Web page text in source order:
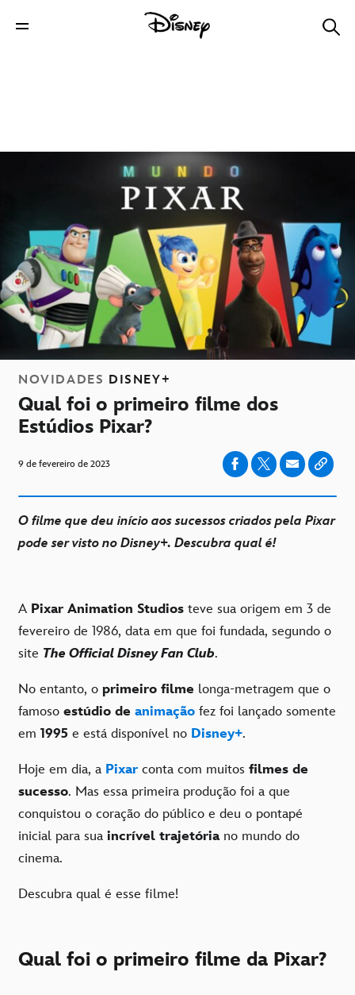
NOVIDADES DISNEY+
Qual foi o primeiro filme dos
Estúdios Pixar?
9 de fevereiro de 2023
O filme que deu início aos sucessos criados pela Pixar
pode ser visto no Disney+. Descubra qual é!
A Pixar Animation Studios teve sua origem em 3 de
fevereiro de 1986, data em que foi fundada, segundo o
site The Official Disney Fan Club.
No entanto, o primeiro filme longa-metragem que o
famoso estúdio de animação fez foi lançado somente
em 1995 e está disponível no Disney+.
Hoje em dia, a Pixar conta com muitos filmes de
sucesso. Mas essa primeira produção foi a que
conquistou o coração do público e deu o pontapé
inicial para sua incrível trajetória no mundo do
cinema.
Descubra qual é esse filme!
Qual foi o primeiro filme da Pixar?